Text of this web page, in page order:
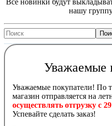
Все новинки будут
нашу
Уважаемые
Уважаемые покупатели! По
магазин отправляется на
осуществлять отгрузку с
Успевайте сделать заказ!